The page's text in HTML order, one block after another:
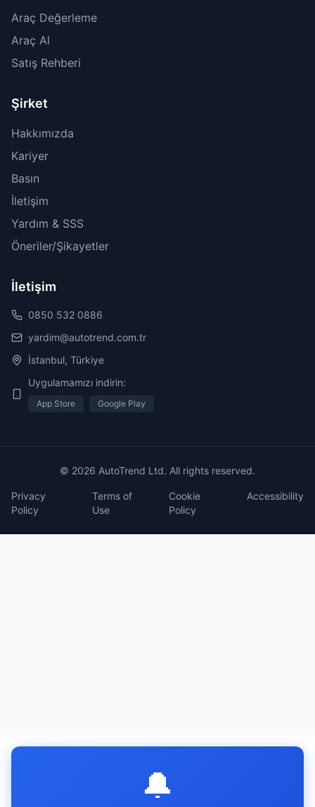
Araç Değerleme
Araç Al
Satış Rehberi
Şirket
Hakkımızda
Kariyer
Basın
İletişim
Yardım & SSS
Öneriler/Şikayetler
İletişim
0850 532 0886
yardim@autotrend.com.tr
İstanbul, Türkiye
Uygulamamızı indirin:
App Store Google Play
© 2026 AutoTrend Ltd. All rights reserved.
Privacy
Policy
Terms of
Use
Cookie
Policy
Accessibility
🔔